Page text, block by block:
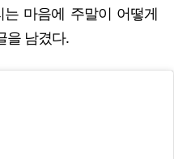
마음에 주말이 어떻게
을 남겼다.